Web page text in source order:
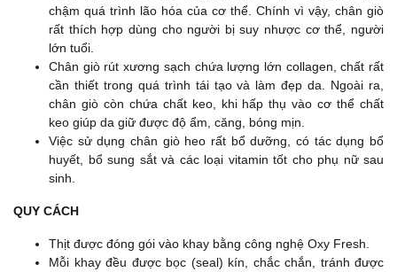
chậm quá trình lão hóa của cơ thể. Chính vì vậy, chân giò
rất thích hợp dùng cho người bị suy nhược cơ thể, người
lớn tuổi.
Chân giò rút xương sạch chứa lượng lớn collagen, chất rất
cần thiết trong quá trình tái tạo và làm đẹp da. Ngoài ra,
chân giò còn chứa chất keo, khi hấp thụ vào cơ thể chất
keo giúp da giữ được độ ẩm, căng, bóng mịn.
Việc sử dụng chân giò heo rất bổ dưỡng, có tác dụng bổ
huyết, bổ sung sắt và các loại vitamin tốt cho phụ nữ sau
sinh.
QUY CÁCH
Thịt được đóng gói vào khay bằng công nghệ Oxy Fresh.
Mỗi khay đều được bọc (seal) kín, chắc chắn, tránh được